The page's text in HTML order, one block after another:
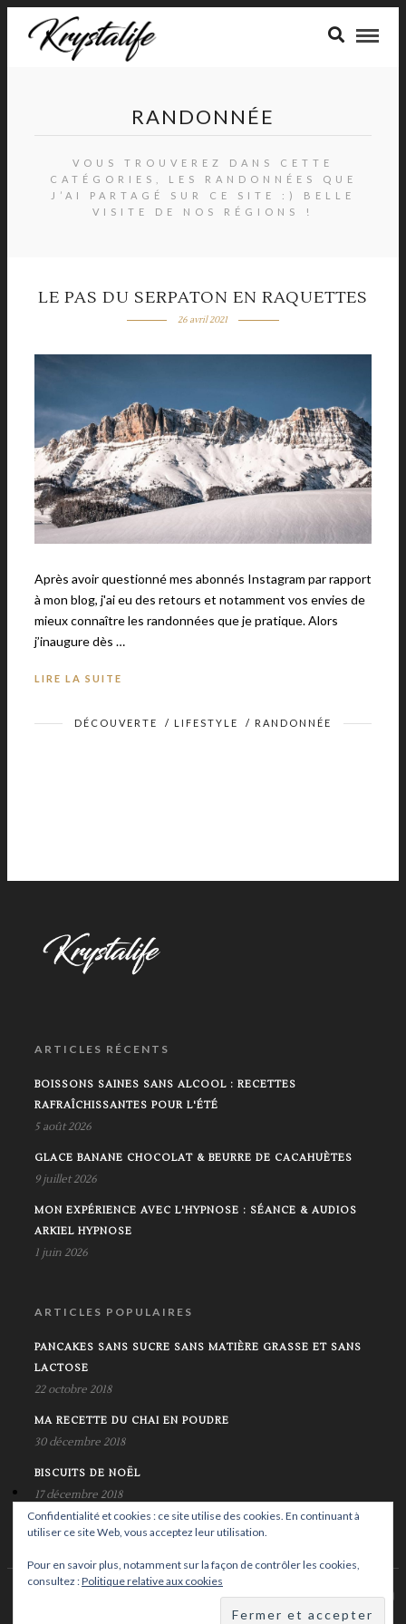
RANDONNÉE
VOUS TROUVEREZ DANS CETTE
CATÉGORIES, LES RANDONNÉES QUE
J’AI PARTAGÉ SUR CE SITE :) BELLE
VISITE DE NOS RÉGIONS !
LE PAS DU SERPATON EN RAQUETTES
26 avril 2021
Après avoir questionné mes abonnés Instagram par rapport
à mon blog, j'ai eu des retours et notamment vos envies de
mieux connaître les randonnées que je pratique. Alors
j’inaugure dès …
LIRE LA SUITE
DÉCOUVERTE / LIFESTYLE / RANDONNÉE
ARTICLES RÉCENTS
BOISSONS SAINES SANS ALCOOL : RECETTES
RAFRAÎCHISSANTES POUR L'ÉTÉ
5 août 2026
GLACE BANANE CHOCOLAT & BEURRE DE CACAHUÈTES
9 juillet 2026
MON EXPÉRIENCE AVEC L'HYPNOSE : SÉANCE & AUDIOS
ARKIEL HYPNOSE
1 juin 2026
ARTICLES POPULAIRES
PANCAKES SANS SUCRE SANS MATIÈRE GRASSE ET SANS
LACTOSE
22 octobre 2018
MA RECETTE DU CHAI EN POUDRE
30 décembre 2018
BISCUITS DE NOËL
17 décembre 2018
Confidentialité et cookies : ce site utilise des cookies. En continuant à
utiliser ce site Web, vous acceptez leur utilisation.
Pour en savoir plus, notamment sur la façon de contrôler les cookies,
consultez :Politique relative aux cookies